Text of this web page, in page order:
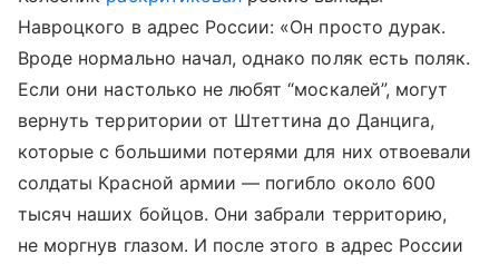
Навроцкого в адрес России: «Он просто дурак.
Вроде нормально начал, однако поляк есть поляк.
Если они настолько не любят “москалей”, могут
вернуть территории от Штеттина до Данцига,
которые с большими потерями для них отвоевали
солдаты Красной армии — погибло около 600
тысяч наших бойцов. Они забрали территорию,
не моргнув глазом. И после этого в адрес России